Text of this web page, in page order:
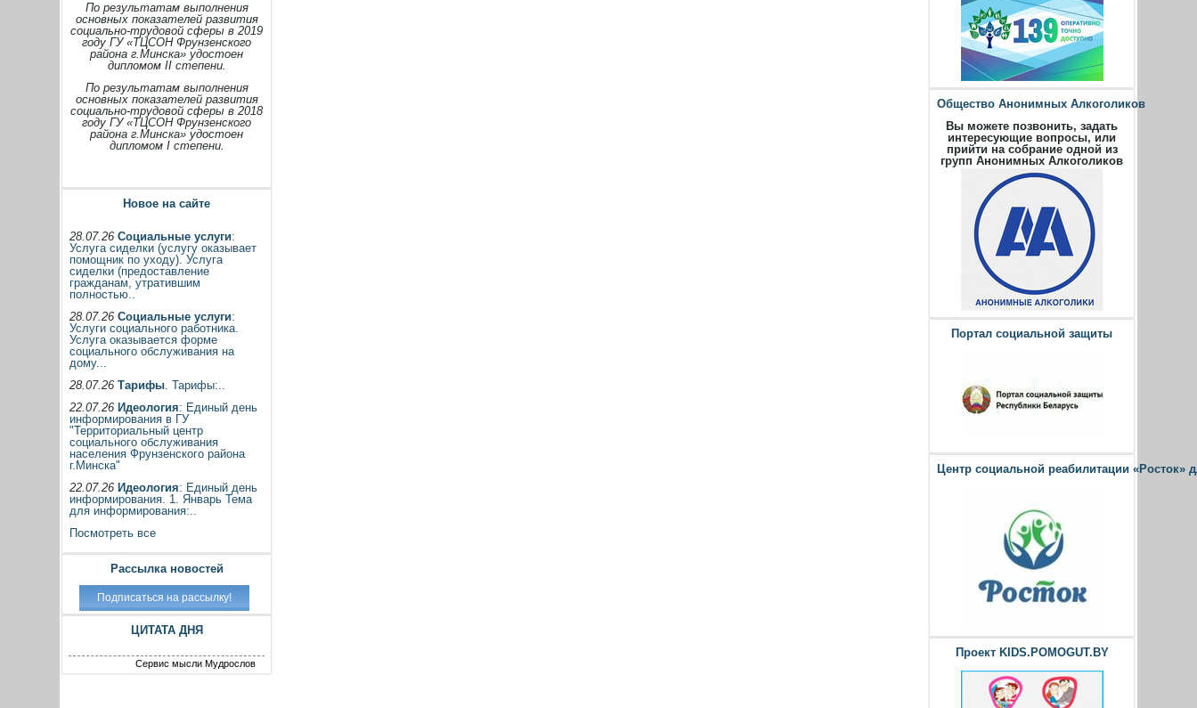
По результатам выполнения
основных показателей развития
социально-трудовой сферы в 2019
году ГУ «ТЦСОН Фрунзенского
района г.Минска» удостоен
дипломом II степени.
По результатам выполнения
основных показателей развития
социально-трудовой сферы в 2018
году ГУ «ТЦСОН Фрунзенского
района г.Минска» удостоен
дипломом I степени.
Новое на сайте
28.07.26 Социальные услуги:
Услуга сиделки (услугу оказывает
помощник по уходу). Услуга
сиделки (предоставление
гражданам, утратившим
полностью..
28.07.26 Социальные услуги:
Услуги социального работника.
Услуга оказывается форме
социального обслуживания на
дому...
28.07.26 Тарифы. Тарифы:..
22.07.26 Идеология: Единый день
информирования в ГУ
"Территориальный центр
социального обслуживания
населения Фрунзенского района
г.Минска"
22.07.26 Идеология: Единый день
информирования. 1. Январь Тема
для информирования:..
Посмотреть все
Рассылка новостей
ЦИТАТА ДНЯ
Сервис мысли Мудрослов
Общество Анонимных Алкоголиков
Вы можете позвонить, задать
интересующие вопросы, или
прийти на собрание одной из
групп Анонимных Алкоголиков
Портал социальной защиты
Центр социальной реабилитации
Проект KIDS.POMOGUT.BY